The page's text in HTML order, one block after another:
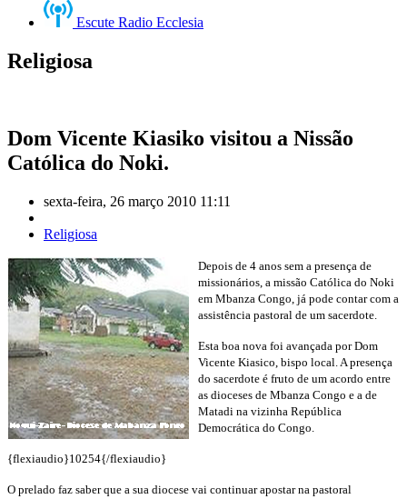
Escute Radio Ecclesia
Religiosa
Dom Vicente Kiasiko visitou a Nissão
Católica do Noki.
sexta-feira, 26 março 2010 11:11
Religiosa
Depois de 4 anos sem a presença de
missionários, a missão Católica do Noki
em Mbanza Congo, já pode contar com a
assistência pastoral de um sacerdote.
Esta boa nova foi avançada por Dom
Vicente Kiasico, bispo local. A presença
do sacerdote é fruto de um acordo entre
as dioceses de Mbanza Congo e a de
Matadi na vizinha República
Democrática do Congo.
{flexiaudio}10254{/flexiaudio}
O prelado faz saber que a sua diocese vai continuar apostar na pastoral